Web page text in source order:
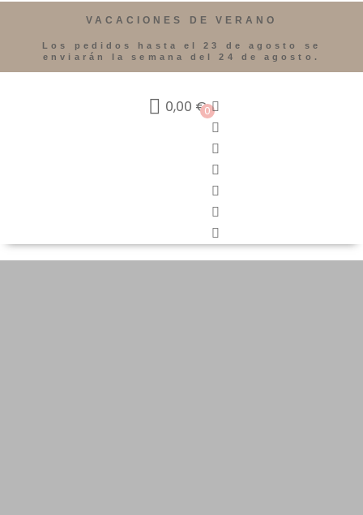
VACACIONES DE VERANO
Los pedidos hasta el 23 de agosto se
enviarán la semana del 24 de agosto.
0,00 €0